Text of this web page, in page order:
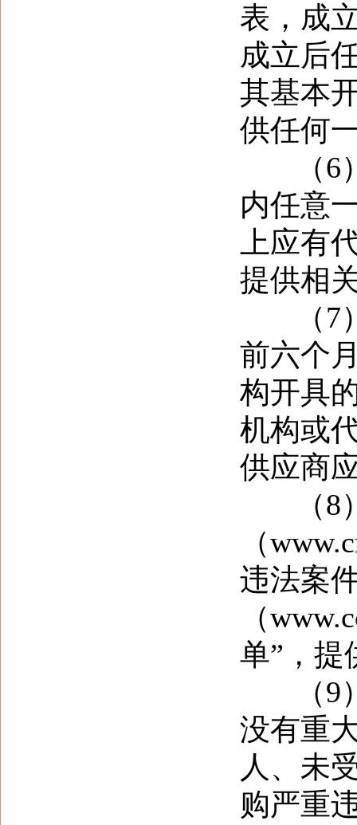
表，成
成立后
其基本
供任何
（6
内任意
上应有
提供相
（7
前六个
构开具
机构或
供应商
（8
（
违法案
（
单”，提
（9
没有重
人、未
购严重